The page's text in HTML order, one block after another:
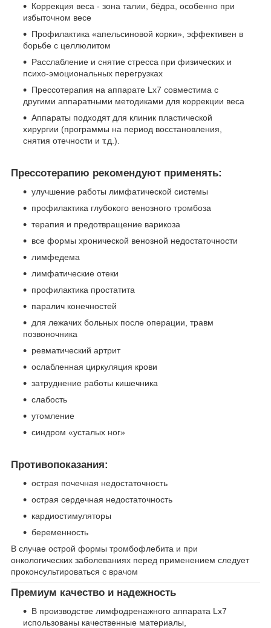
Коррекция веса - зона талии, бёдра, особенно при
избыточном весе
Профилактика «апельсиновой корки», эффективен в
борьбе с целлюлитом
Расслабление и снятие стресса при физических и
психо-эмоциональных перегрузках
Прессотерапия на аппарате Lx7 совместима с
другими аппаратными методиками для коррекции веса
Аппараты подходят для клиник пластической
хирургии (программы на период восстановления,
снятия отечности и т.д.).
Прессотерапию рекомендуют применять:
улучшение работы лимфатической системы
профилактика глубокого венозного тромбоза
терапия и предотвращение варикоза
все формы хронической венозной недостаточности
лимфедема
лимфатические отеки
профилактика простатита
паралич конечностей
для лежачих больных после операции, травм
позвоночника
ревматический артрит
ослабленная циркуляция крови
затруднение работы кишечника
слабость
утомление
синдром «усталых ног»
Противопоказания:
острая почечная недостаточность
острая сердечная недостаточность
кардиостимуляторы
беременность
В случае острой формы тромбофлебита и при
онкологических заболеваниях перед применением следует
проконсультироваться с врачом
Премиум качество и надежность
В производстве лимфодренажного аппарата Lx7
использованы качественные материалы,